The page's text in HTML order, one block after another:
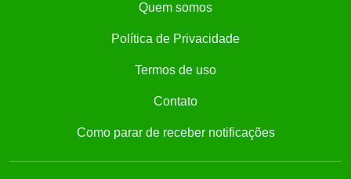
Quem somos
Política de Privacidade
Termos de uso
Contato
Como parar de receber notificações